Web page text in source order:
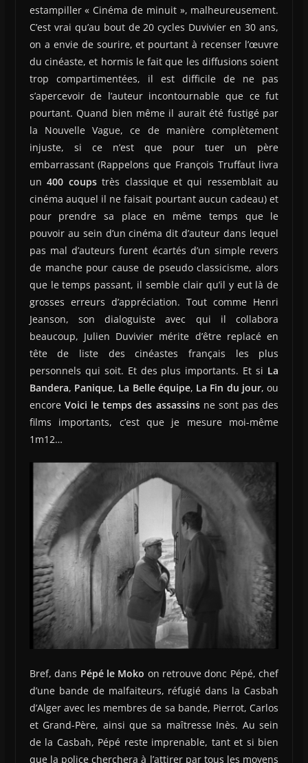
estampiller « Cinéma de minuit », malheureusement.
C’est vrai qu’au bout de 20 cycles Duvivier en 30 ans,
on a envie de sourire, et pourtant à recenser l’œuvre
du cinéaste, et hormis le fait que les diffusions soient
trop compartimentées, il est difficile de ne pas
s’apercevoir de l’auteur incontournable que ce fut
pourtant. Quand bien même il aurait été fustigé par
la Nouvelle Vague, ce de manière complètement
injuste, si ce n’est que pour tuer un père
embarrassant (Rappelons que François Truffaut livra
un400 coupstrès classique et qui ressemblait au
cinéma auquel il ne faisait pourtant aucun cadeau) et
pour prendre sa place en même temps que le
pouvoir au sein d’un cinéma dit d’auteur dans lequel
pas mal d’auteurs furent écartés d’un simple revers
de manche pour cause de pseudo classicisme, alors
que le temps passant, il semble clair qu’il y eut là de
grosses erreurs d’appréciation. Tout comme Henri
Jeanson, son dialoguiste avec qui il collabora
beaucoup, Julien Duvivier mérite d’être replacé en
tête de liste des cinéastes français les plus
personnels qui soit. Et des plus importants. Et si La
Bandera, Panique, La Belle équipe, La Fin du jour, ou
encore Voici le temps des assassinsne sont pas des
films importants, c’est que je mesure moi-même
1m12…
Bref, dans Pépé le Moko on retrouve donc Pépé, chef
d’une bande de malfaiteurs, réfugié dans la Casbah
d’Alger avec les membres de sa bande, Pierrot, Carlos
et Grand-Père, ainsi que sa maîtresse Inès. Au sein
de la Casbah, Pépé reste imprenable, tant et si bien
que la police cherchera à l’attirer par tous les moyens